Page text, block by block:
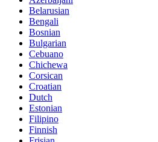
Belarusian
Bengali
Bosnian
Bulgarian
Cebuano
Chichewa
Corsican
Croatian
Dutch
Estonian
Filipino
Finnish